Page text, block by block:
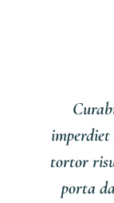
tortor
porta